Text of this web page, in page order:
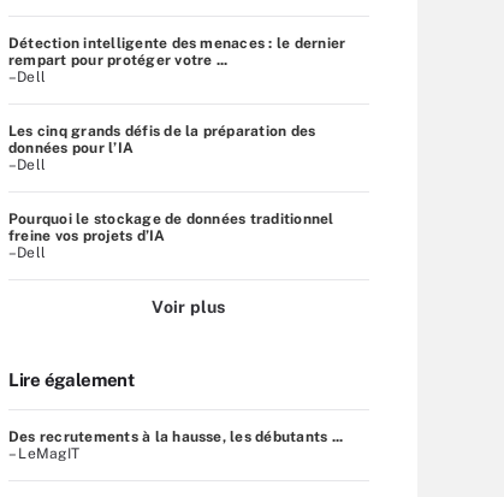
Détection intelligente des menaces : le dernier
rempart pour protéger votre ...
–Dell
Les cinq grands défis de la préparation des
données pour l’IA
–Dell
Pourquoi le stockage de données traditionnel
freine vos projets d’IA
–Dell
Voir plus
Lire également
Des recrutements à la hausse, les débutants ...
– LeMagIT